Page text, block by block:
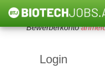
Um diese Funktion
Bewerberkonto
Login